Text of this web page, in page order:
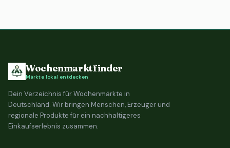
Wochenmarktfinder
Märkte lokal entdecken
Dein Verzeichnis für Wochenmärkte in
Deutschland. Wir bringen Menschen, Erzeuger und
regionale Produkte für ein nachhaltigeres
Einkaufserlebnis zusammen.